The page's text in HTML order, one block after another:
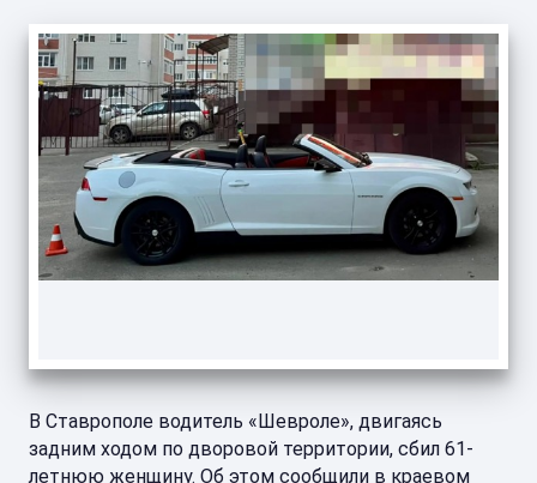
В Ставрополе водитель «Шевроле», двигаясь
задним ходом по дворовой территории, сбил 61-
летнюю женщину. Об этом сообщили в краевом